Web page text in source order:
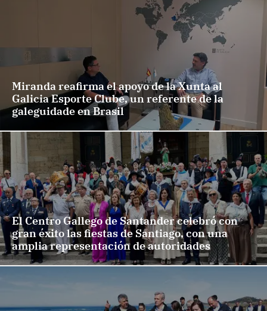
Miranda reafirma el apoyo de la Xunta al
Galicia Esporte Clube, un referente de la
galeguidade en Brasil
El Centro Gallego de Santander celebró con
gran éxito las fiestas de Santiago, con una
amplia representación de autoridades